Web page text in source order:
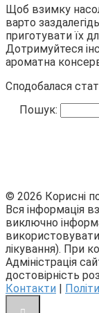
Щоб взимку
варто
приготувати їх
Дотримуйтеся
ароматна
Сподобалася
Пошук:
© 2026 Корисні
Вся інформація
виключно
лікування). При
Адміністрація
достовірність
Контакти |